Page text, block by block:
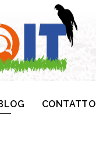
CONTATTO